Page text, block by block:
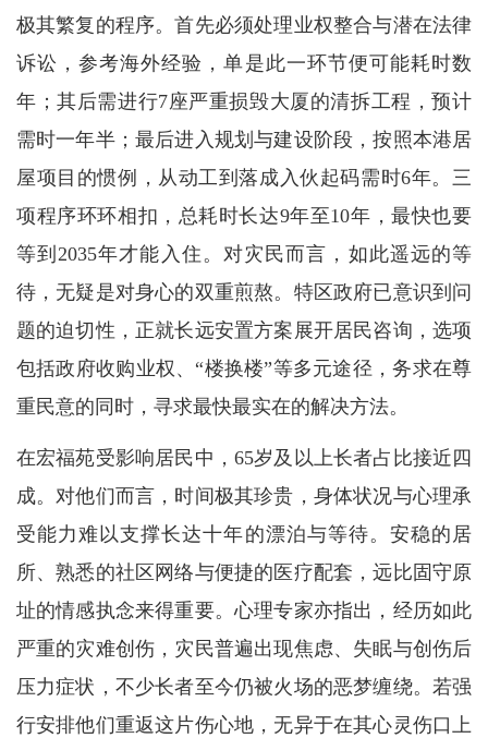
极其繁复的程序。首先必须处理业权整合与潜在法律
诉讼，参考海外经验，单是此一环节便可能耗时数
年；其后需进行7座严重损毁大厦的清拆工程，预计
需时一年半；最后进入规划与建设阶段，按照本港居
屋项目的惯例，从动工到落成入伙起码需时6年。三
项程序环环相扣，总耗时长达9年至10年，最快也要
等到2035年才能入住。对灾民而言，如此遥远的等
待，无疑是对身心的双重煎熬。特区政府已意识到问
题的迫切性，正就长远安置方案展开居民咨询，选项
包括政府收购业权、“楼换楼”等多元途径，务求在尊
重民意的同时，寻求最快最实在的解决方法。
在宏福苑受影响居民中，65岁及以上长者占比接近四
成。对他们而言，时间极其珍贵，身体状况与心理承
受能力难以支撑长达十年的漂泊与等待。安稳的居
所、熟悉的社区网络与便捷的医疗配套，远比固守原
址的情感执念来得重要。心理专家亦指出，经历如此
严重的灾难创伤，灾民普遍出现焦虑、失眠与创伤后
压力症状，不少长者至今仍被火场的恶梦缠绕。若强
行安排他们重返这片伤心地，无异于在其心灵伤口上